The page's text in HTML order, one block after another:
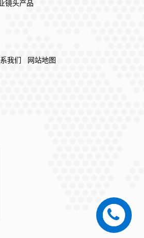
镜头产品
我们 网站地图